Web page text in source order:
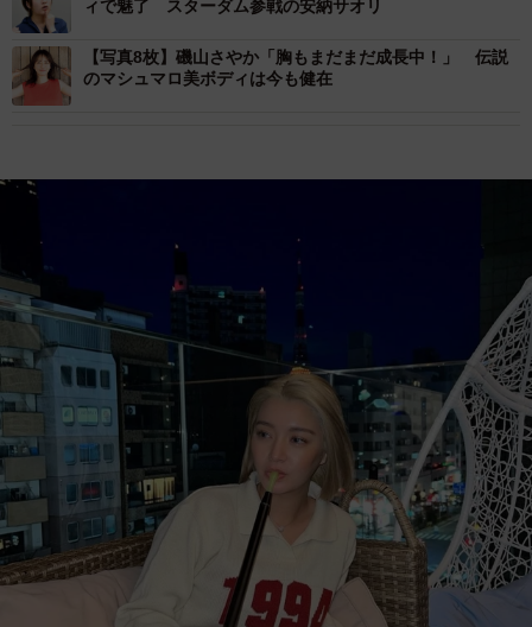
ィで魅了 スターダム参戦の安納サオリ
【写真8枚】磯山さやか「胸もまだまだ成長中！」 伝説
のマシュマロ美ボディは今も健在